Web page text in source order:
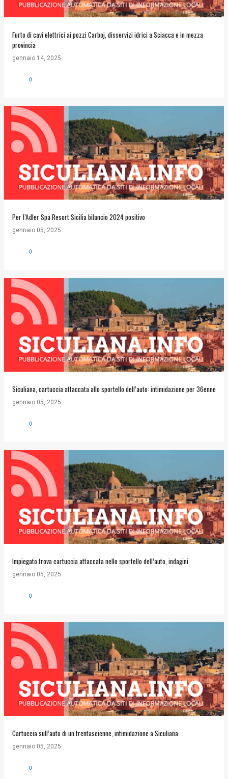
Furto di cavi elettrici ai pozzi Carboj, disservizi idrici a Sciacca e in mezza
provincia
gennaio 14, 2025
0
Per l’Adler Spa Resort Sicilia bilancio 2024 positivo
gennaio 05, 2025
0
Siculiana, cartuccia attaccata allo sportello dell’auto: intimidazione per 36enne
gennaio 05, 2025
0
Impiegato trova cartuccia attaccata nello sportello dell’auto, indagini
gennaio 05, 2025
0
Cartuccia sull’auto di un trentaseienne, intimidazione a Siculiana
gennaio 05, 2025
0